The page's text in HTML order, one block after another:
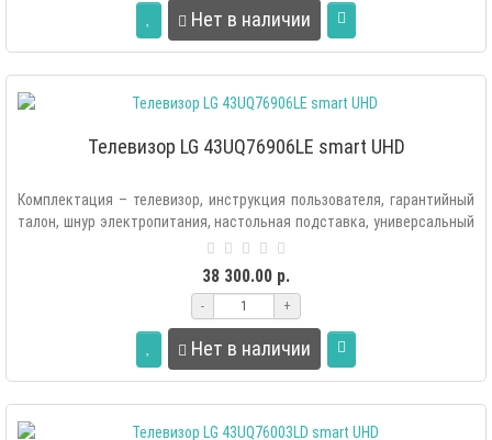
Нет в наличии
Телевизор LG 43UQ76906LE smart UHD
Комплектация – телевизор, инструкция пользователя, гарантийный
талон, шнур электропитания, настольная подставка, универсальный
38 300.00 р.
- +
Нет в наличии